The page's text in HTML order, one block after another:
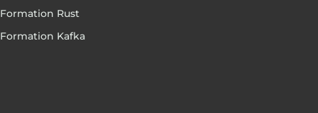
Formation Rust
Formation Kafka